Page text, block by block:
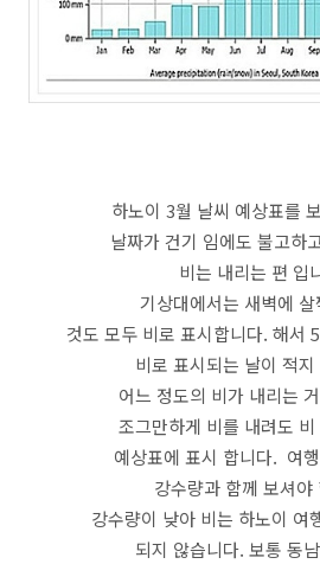
하노이 3월 날씨 예상표를
날짜가 건기 임에도 불고하
비는 내리는 편 입
기상대에서는 새벽에 살
것도 모두 비로 표시합니다. 해서
비로 표시되는 날이 적
어느 정도의 비가 내리는
조그만하게 비를 내려도
예상표에 표시 합니다. 여
강수량과 함께 보셔야
강수량이 낮아 비는 하노이 여
되지 않습니다. 보통 동